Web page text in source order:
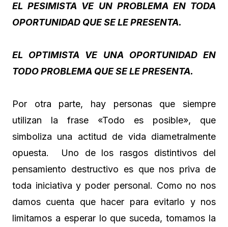
EL PESIMISTA VE UN PROBLEMA EN TODA
OPORTUNIDAD QUE SE LE PRESENTA.
EL OPTIMISTA VE UNA OPORTUNIDAD EN
TODO PROBLEMA QUE SE LE PRESENTA.
Por otra parte, hay personas que siempre
utilizan la frase «Todo es posible», que
simboliza una actitud de vida diametralmente
opuesta. Uno de los rasgos distintivos del
pensamiento destructivo es que nos priva de
toda iniciativa y poder personal. Como no nos
damos cuenta que hacer para evitarlo y nos
limitamos a esperar lo que suceda, tomamos la